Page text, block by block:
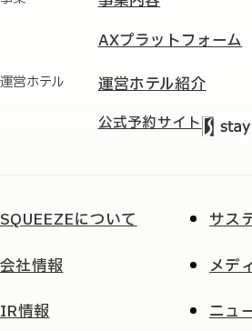
AXプラットフォーム
運営ホテル 運営ホテル紹介
公式予約サイト
SQUEEZEについて
会社情報
IR情報
サス
メデ
ニュ